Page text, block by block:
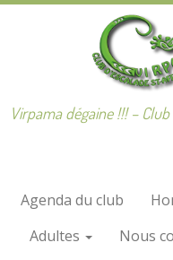
Passer
Virpama dégaine !!! –
Agenda du club
Adultes
Nous